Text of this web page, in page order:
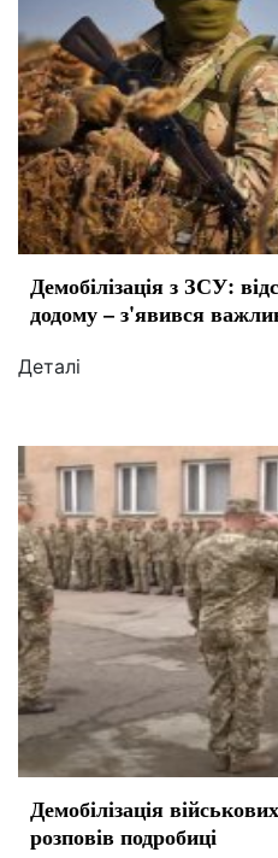
Демобілізація з ЗСУ:
додому – з'явився
Деталі
Демобілізація
розповів подробиці